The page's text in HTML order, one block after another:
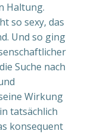
Haltung.
so sexy, das
Und so ging
Suche nach
Wirkung
tatsächlich
konsequent